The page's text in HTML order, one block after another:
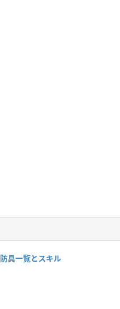
防具一覧とスキル